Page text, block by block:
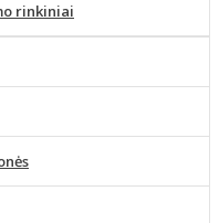
rinkiniai